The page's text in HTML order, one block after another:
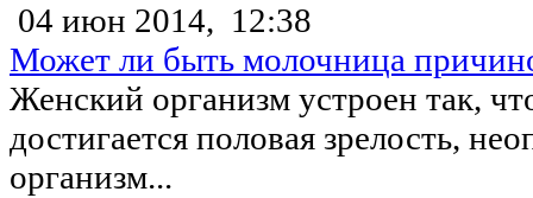
04 июн 2014, 12:38
Может ли быть молочница
Женский организм устроен так,
достигается половая зрелость,
организм...